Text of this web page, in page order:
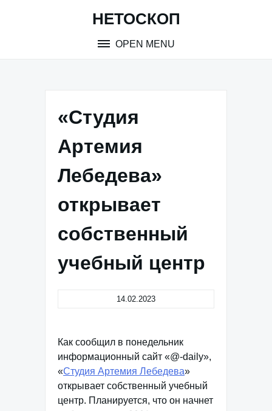
НЕТОСКОП
OPEN MENU
«Студия
Артемия
Лебедева»
открывает
собственный
учебный центр
14.02.2023
Как сообщил в понедельник
информационный сайт «@-daily»,
«Студия Артемия Лебедева»
открывает собственный учебный
центр. Планируется, что он начнет